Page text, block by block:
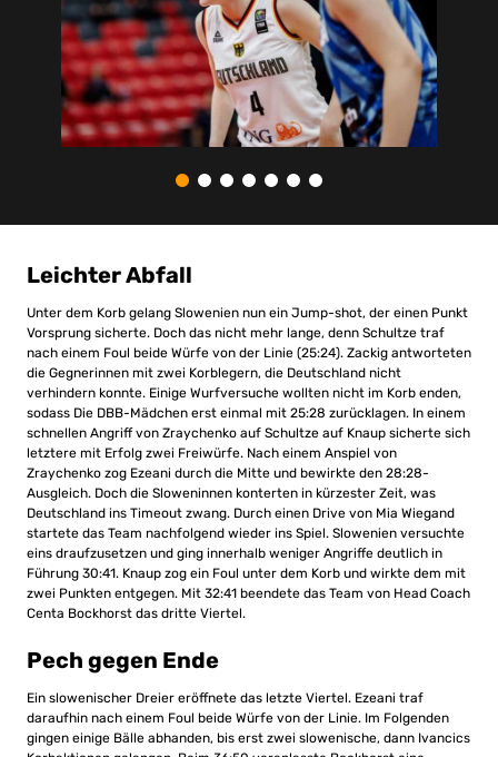
Leichter Abfall
Unter dem Korb gelang Slowenien nun ein Jump-shot, der einen Punkt
Vorsprung sicherte. Doch das nicht mehr lange, denn Schultze traf
nach einem Foul beide Würfe von der Linie (25:24). Zackig antworteten
die Gegnerinnen mit zwei Korblegern, die Deutschland nicht
verhindern konnte. Einige Wurfversuche wollten nicht im Korb enden,
sodass Die DBB-Mädchen erst einmal mit 25:28 zurücklagen. In einem
schnellen Angriff von Zraychenko auf Schultze auf Knaup sicherte sich
letztere mit Erfolg zwei Freiwürfe. Nach einem Anspiel von
Zraychenko zog Ezeani durch die Mitte und bewirkte den 28:28-
Ausgleich. Doch die Sloweninnen konterten in kürzester Zeit, was
Deutschland ins Timeout zwang. Durch einen Drive von Mia Wiegand
startete das Team nachfolgend wieder ins Spiel. Slowenien versuchte
eins draufzusetzen und ging innerhalb weniger Angriffe deutlich in
Führung 30:41. Knaup zog ein Foul unter dem Korb und wirkte dem mit
zwei Punkten entgegen. Mit 32:41 beendete das Team von Head Coach
Centa Bockhorst das dritte Viertel.
Pech gegen Ende
Ein slowenischer Dreier eröffnete das letzte Viertel. Ezeani traf
daraufhin nach einem Foul beide Würfe von der Linie. Im Folgenden
gingen einige Bälle abhanden, bis erst zwei slowenische, dann Ivancics